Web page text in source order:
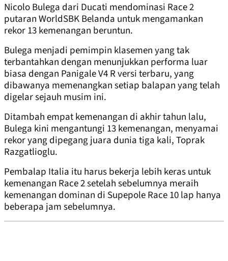
Nicolo Bulega dari Ducati mendominasi Race 2
putaran WorldSBK Belanda untuk mengamankan
rekor 13 kemenangan beruntun.
Bulega menjadi pemimpin klasemen yang tak
terbantahkan dengan menunjukkan performa luar
biasa dengan Panigale V4 R versi terbaru, yang
dibawanya memenangkan setiap balapan yang telah
digelar sejauh musim ini.
Ditambah empat kemenangan di akhir tahun lalu,
Bulega kini mengantungi 13 kemenangan, menyamai
rekor yang dipegang juara dunia tiga kali, Toprak
Razgatlioglu.
Pembalap Italia itu harus bekerja lebih keras untuk
kemenangan Race 2 setelah sebelumnya meraih
kemenangan dominan di Supepole Race 10 lap hanya
beberapa jam sebelumnya.